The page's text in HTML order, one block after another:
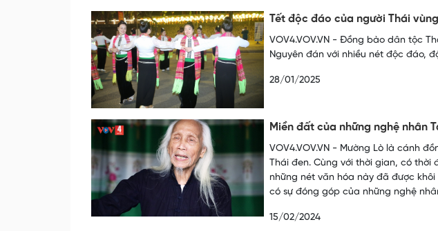
Tết độc đáo của người Thái
VOV4.VOV.VN - Đồng bào dân tộc
Nguyên đán với nhiều nét độc đáo,
28/01/2025
Miền đất của những nghệ nhân
VOV4.VOV.VN - Mường Lò là cánh
Thái đen. Cùng với thời gian, có thời
những nét văn hóa này đã được
có sự đóng góp của những nghệ
15/02/2024